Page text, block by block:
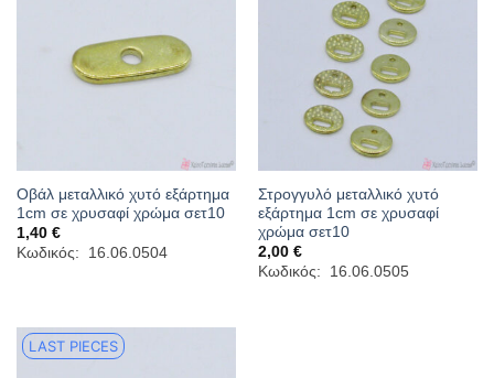
Οβάλ μεταλλικό χυτό εξάρτημα
1cm σε χρυσαφί χρώμα σετ10
1,40 €
Κωδικός: 16.06.0504
Στρογγυλό μεταλλικό χυτό
εξάρτημα 1cm σε χρυσαφί
χρώμα σετ10
2,00 €
Κωδικός: 16.06.0505
LAST PIECES